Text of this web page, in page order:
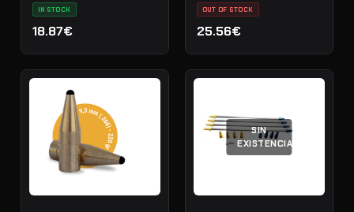
IN STOCK
18.87€
OUT OF STOCK
25.56€
SIN
EXISTENCIAS